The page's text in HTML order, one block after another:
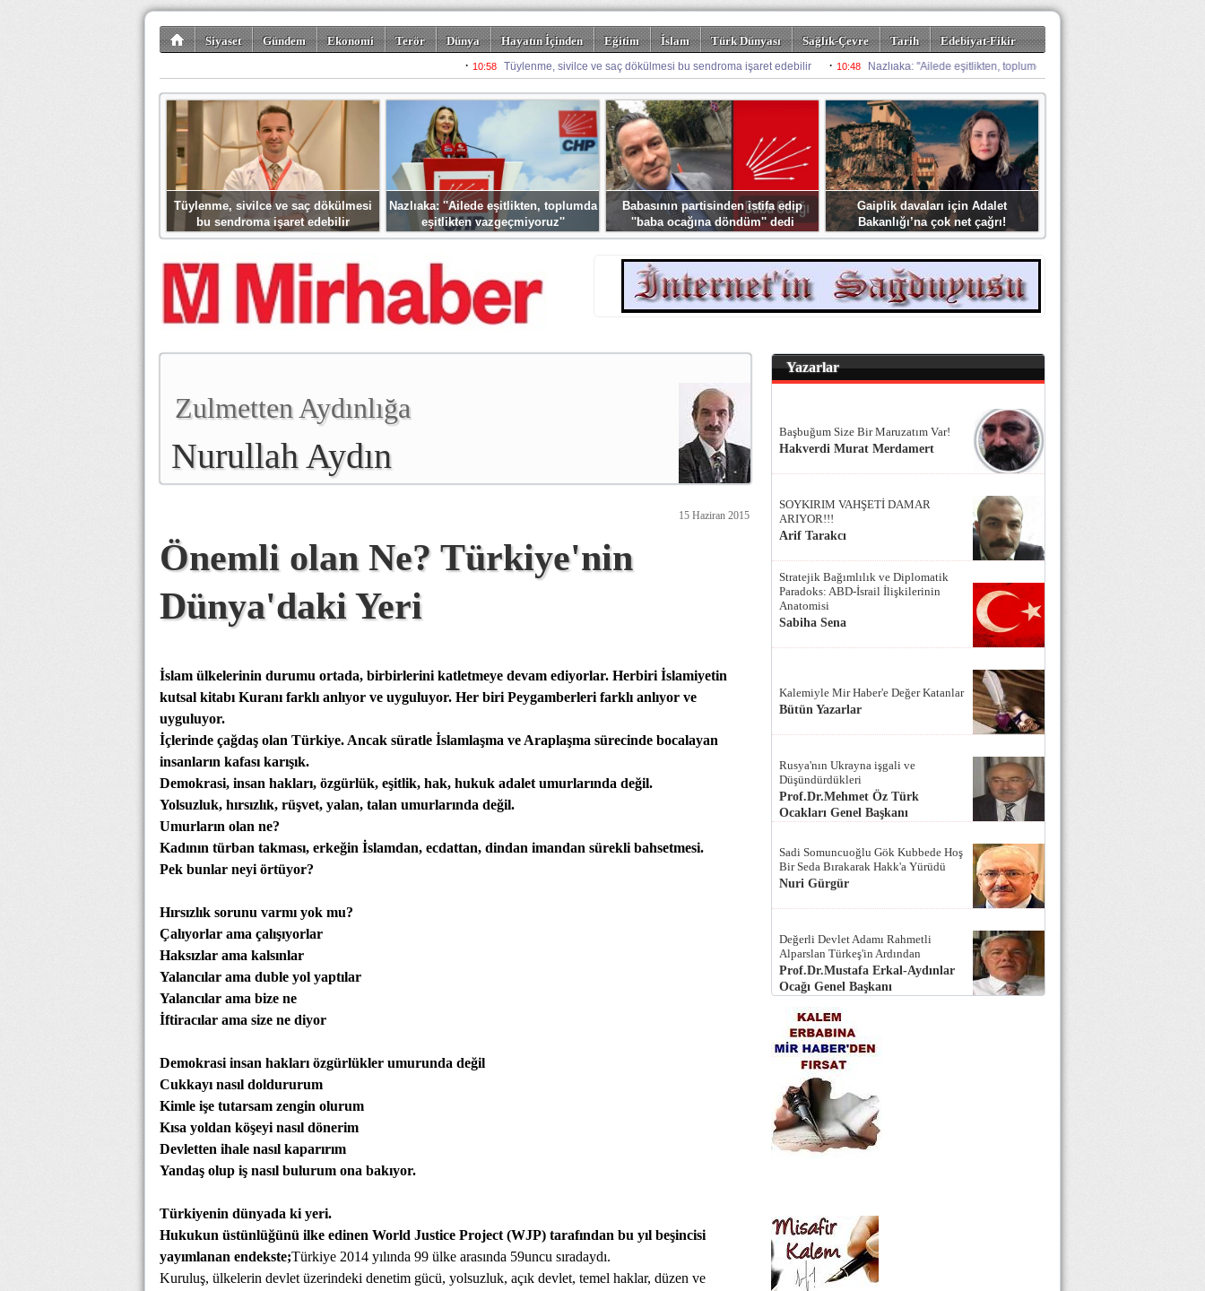
Siyaset Gündem Ekonomi Terör Dünya Hayatın İçinden Eğitim İslam Türk Dünyası Sağlık-Çevre Tarih
Edebiyat-Fikir
Spor Misafir Kalem Foto Galeriler
Tüylenme, sivilce ve saç dökülmesi
bu sendroma işaret edebilir
Nazlıaka: ''Ailede eşitlikten, toplumda
eşitlikten vazgeçmiyoruz''
Babasının partisinden istifa edip
''baba ocağına döndüm'' dedi
Gaiplik davaları için Adalet
Bakanlığı’na çok net çağrı!
Zulmetten Aydınlığa
Nurullah Aydın
15 Haziran 2015
Önemli olan Ne? Türkiye'nin
Dünya'daki Yeri
İslam ülkelerinin durumu ortada, birbirlerini katletmeye devam ediyorlar. Herbiri İslamiyetin
kutsal kitabı Kuranı farklı anlıyor ve uyguluyor. Her biri Peygamberleri farklı anlıyor ve
uyguluyor.
İçlerinde çağdaş olan Türkiye. Ancak süratle İslamlaşma ve Araplaşma sürecinde bocalayan
insanların kafası karışık.
Demokrasi, insan hakları, özgürlük, eşitlik, hak, hukuk adalet umurlarında değil.
Yolsuzluk, hırsızlık, rüşvet, yalan, talan umurlarında değil.
Umurların olan ne?
Kadının türban takması, erkeğin İslamdan, ecdattan, dindan imandan sürekli bahsetmesi.
Pek bunlar neyi örtüyor?
Hırsızlık sorunu varmı yok mu?
Çalıyorlar ama çalışıyorlar
Haksızlar ama kalsınlar
Yalancılar ama duble yol yaptılar
Yalancılar ama bize ne
İftiracılar ama size ne diyor
Demokrasi insan hakları özgürlükler umurunda değil
Cukkayı nasıl doldururum
Kimle işe tutarsam zengin olurum
Kısa yoldan köşeyi nasıl dönerim
Devletten ihale nasıl kaparırım
Yandaş olup iş nasıl bulurum ona bakıyor.
Türkiyenin dünyada ki yeri.
Hukukun üstünlüğünü ilke edinen World Justice Project (WJP) tarafından bu yıl beşincisi
yayımlanan endekste;Türkiye 2014 yılında 99 ülke arasında 59uncu sıradaydı.
Kuruluş, ülkelerin devlet üzerindeki denetim gücü, yolsuzluk, açık devlet, temel haklar, düzen ve
Yazarlar
Başbuğum Size Bir Maruzatım Var!
Hakverdi Murat Merdamert
SOYKIRIM VAHŞETİ DAMAR
ARIYOR!!!
Arif Tarakcı
Stratejik Bağımlılık ve Diplomatik
Paradoks: ABD-İsrail İlişkilerinin
Anatomisi
Sabiha Sena
Kalemiyle Mir Haber'e Değer Katanlar
Bütün Yazarlar
Rusya'nın Ukrayna işgali ve
Düşündürdükleri
Prof.Dr.Mehmet Öz Türk
Ocakları Genel Başkanı
Sadi Somuncuoğlu Gök Kubbede Hoş
Bir Seda Bırakarak Hakk'a Yürüdü
Nuri Gürgür
Değerli Devlet Adamı Rahmetli
Alparslan Türkeş'in Ardından
Prof.Dr.Mustafa Erkal-Aydınlar
Ocağı Genel Başkanı